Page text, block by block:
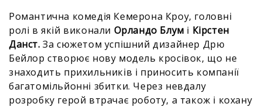
Романтична комедія Кемерона Кроу, головні
ролі в якій виконали Орландо Блум і Кірстен
Данст.За сюжетом успішний дизайнер Дрю
Бейлор створює нову модель кросівок, що не
знаходить прихильників і приносить компанії
багатомільйонні збитки. Через невдалу
розробку герой втрачає роботу, а також і кохану